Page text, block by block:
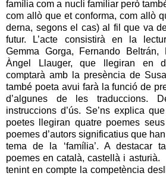
família com a nucli familiar però
com allò que et conforma, com allò
derna, segons el cas) al fil que va
futur. L’acte consistirà en la
Gemma Gorga, Fernando
Àngel Llauger, que llegiran en
comptarà amb la presència de
també poeta avui farà la funció de
d’algunes de les traduccions.
instruccions d’ús. Se’ns explica
poetes llegiran quatre poemes
poemes d’autors significatius que
tema de la ‘família’. A destacar
poemes en català, castellà i asturià.
tenint en compte la competència